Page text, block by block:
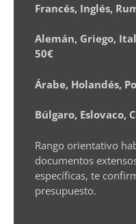
Francés, Inglés,
Alemán, Griego,
50€
Árabe, Holandés,
Búlgaro, Eslovaco,
Rango orientativo
documentos
específicas, te
presupuesto.